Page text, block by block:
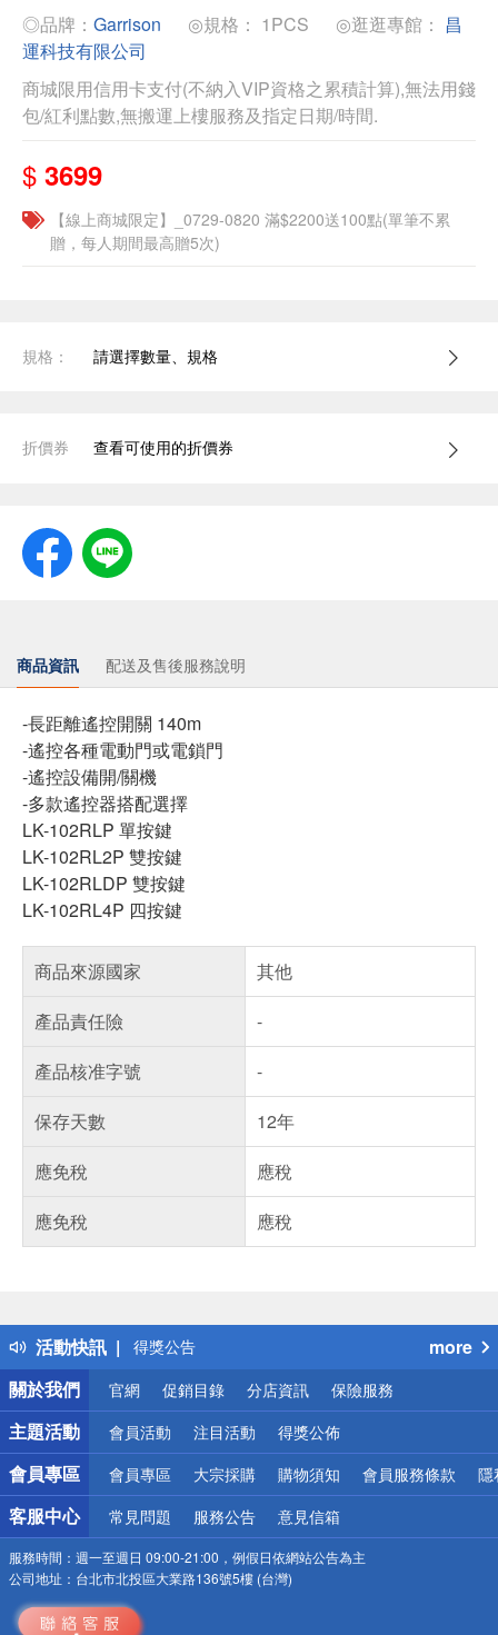
◎品牌： Garrison ◎規格： 1PCS ◎逛逛專館： 昌
運科技有限公司
商城限用信用卡支付(不納入VIP資格之累積計算),無法用錢
包/紅利點數,無搬運上樓服務及指定日期/時間.
$ 3699
【線上商城限定】_0729-0820 滿$2200送100點(單筆不累
贈，每人期間最高贈5次)
規格： 請選擇數量、規格
折價券 查看可使用的折價券
商品資訊 配送及售後服務說明
-長距離遙控開關 140m
-遙控各種電動門或電鎖門
-遙控設備開/關機
-多款遙控器搭配選擇
LK-102RLP 單按鍵
LK-102RL2P 雙按鍵
LK-102RLDP 雙按鍵
LK-102RL4P 四按鍵
商品來源國家
其他
產品責任險
-
產品核准字號
-
保存天數
12年
應免稅
應稅
應免稅
應稅
活動快訊
熱門話題
銀行優惠
偏遠地區配送
詐騙網頁！請小心！
more
關於我們
官網 促銷目錄 分店資訊 保險服務
主題活動 會員活動 注目活動 得獎公佈
會員專區 會員專區 大宗採購 購物須知 會員服務條款 隱
客服中心 常見問題 服務公告 意見信箱
服務時間： 週一至週日 09:00-21:00，例假日依網站公告為主
公司地址： 台北市北投區大業路136號5樓 (台灣)